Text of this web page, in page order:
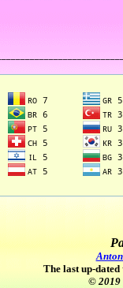
The last up-
©